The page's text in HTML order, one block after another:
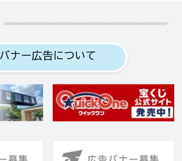
バナー広告について